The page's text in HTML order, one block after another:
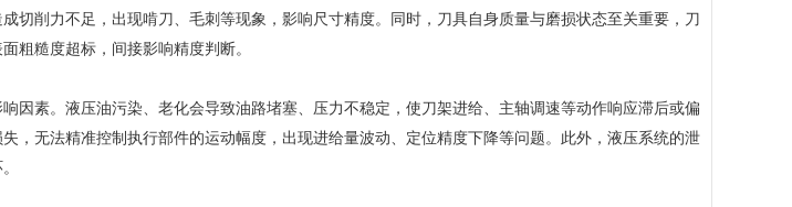
切削力不足，出现啃刀、毛刺等现象，影响尺寸精度。同时，刀具自身质量与磨损状态至关重要，刀
粗糙度超标，间接影响精度判断。
素。液压油污染、老化会导致油路堵塞、压力不稳定，使刀架进给、主轴调速等动作响应滞后或偏
，无法精准控制执行部件的运动幅度，出现进给量波动、定位精度下降等问题。此外，液压系统的泄